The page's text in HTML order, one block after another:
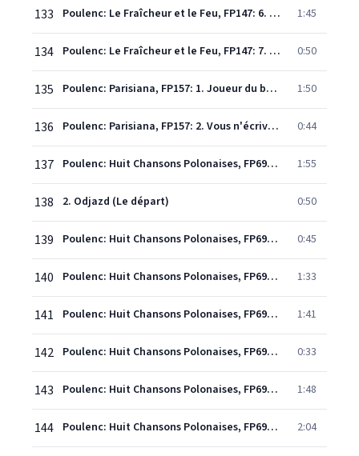
133 Poulenc: Le Fraîcheur et le Feu, FP147: 6. Homme au sourire tendre 1:45
134 Poulenc: Le Fraîcheur et le Feu, FP147: 7. La grande rivière qui va... 0:50
135 Poulenc: Parisiana, FP157: 1. Joueur du bugle 1:50
136 Poulenc: Parisiana, FP157: 2. Vous n'écrivez plus? 0:44
137 Poulenc: Huit Chansons Polonaises, FP69: 1. Wianek (La couronne) 1:55
138 2. Odjazd (Le départ) 0:50
139 Poulenc: Huit Chansons Polonaises, FP69: 3. Polska mlodziez (Les gars polonais) 0:45
140 Poulenc: Huit Chansons Polonaises, FP69: 4. Ostatni mazur (Le dernier mazour) 1:33
141 Poulenc: Huit Chansons Polonaises, FP69: 5. Pozegnanie (L'adieu) 1:41
142 Poulenc: Huit Chansons Polonaises, FP69: 6. Biala choragiewka (Le drapeau blanc) 0:33
143 Poulenc: Huit Chansons Polonaises, FP69: 7. Wisla (La Vistule) 1:48
144 Poulenc: Huit Chansons Polonaises, FP69: 8. Jezioro (Le lac) 2:04